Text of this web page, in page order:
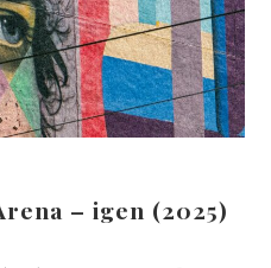
– igen (2025)